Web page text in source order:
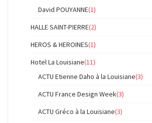
David POUYANNE(1)
HALLE SAINT-PIERRE(2)
HEROS & HEROINES(1)
Hotel La Louisiane(11)
ACTU Etienne Daho à la Louisiane(3)
ACTU France Design Week(3)
ACTU Gréco à la Louisiane(3)